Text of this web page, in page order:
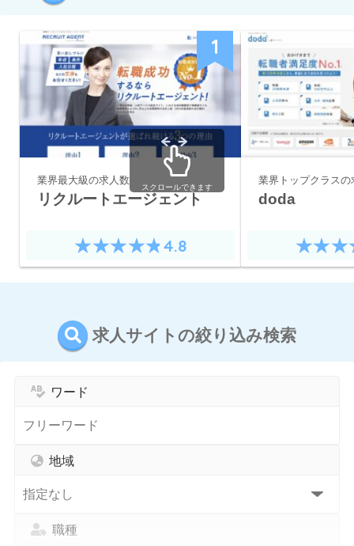
1
業界最大級の求人数
リクルートエージェント
4.8
業界トップクラスの
doda
スクロールできます
求人サイトの絞り込み検索
ワード
地域
職種